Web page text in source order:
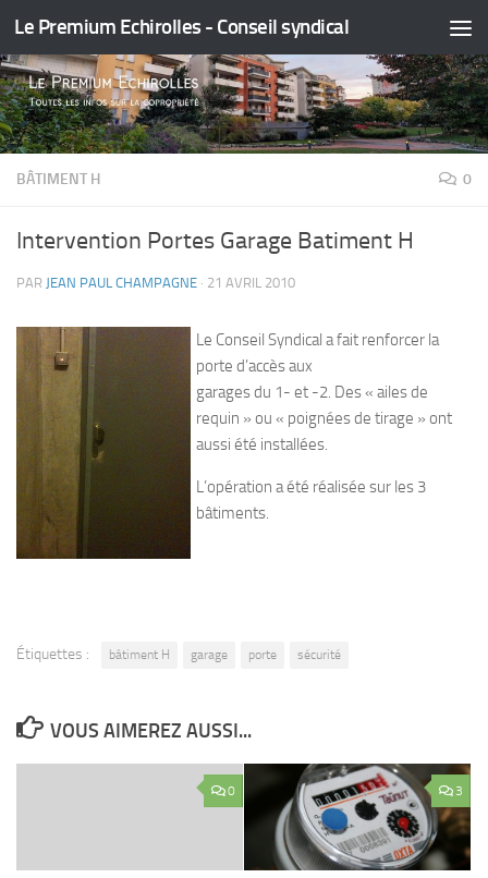
Skip to content
Le Premium Echirolles - Conseil syndical
BÂTIMENT H 0
Intervention Portes Garage Batiment H
PAR JEAN PAUL CHAMPAGNE · 21 AVRIL 2010
Le Conseil Syndical a fait renforcer la
porte d’accès aux
garages du 1- et -2. Des « ailes de
requin » ou « poignées de tirage » ont
aussi été installées.
L’opération a été réalisée sur les 3
bâtiments.
Étiquettes : bâtiment H garage porte sécurité
VOUS AIMEREZ AUSSI...
0 3